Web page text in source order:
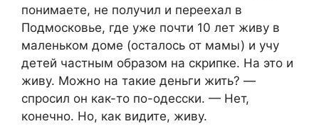
понимаете, не получил и переехал в
Подмосковье, где уже почти 10 лет живу в
маленьком доме (осталось от мамы) и учу
детей частным образом на скрипке. На это и
живу. Можно на такие деньги жить? —
спросил он как-то по-одесски. — Нет,
конечно. Но, как видите, живу.